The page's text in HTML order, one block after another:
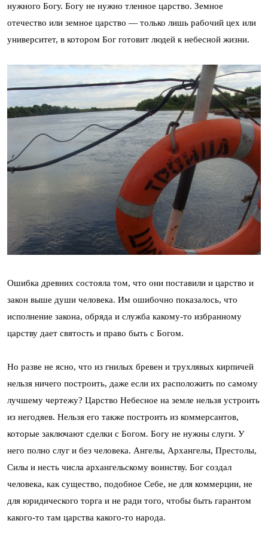
нужного Богу. Богу не нужно тленное царство. Земное
отечество или земное царство — только лишь рабочий цех или
университет, в котором Бог готовит людей к небесной жизни.
Ошибка древних состояла том, что они поставили и царство и
закон выше души человека. Им ошибочно показалось, что
исполнение закона, обряда и служба какому-то избранному
царству дает святость и право быть с Богом.
Но разве не ясно, что из гнилых бревен и трухлявых кирпичей
нельзя ничего построить, даже если их расположить по самому
лучшему чертежу? Царство Небесное на земле нельзя устроить
из негодяев. Нельзя его также построить из коммерсантов,
которые заключают сделки с Богом. Богу не нужны слуги. У
него полно слуг и без человека. Ангелы, Архангелы, Престолы,
Силы и несть числа архангельскому воинству. Бог создал
человека, как существо, подобное Себе, не для коммерции, не
для юридического торга и не ради того, чтобы быть гарантом
какого-то там царства какого-то народа.